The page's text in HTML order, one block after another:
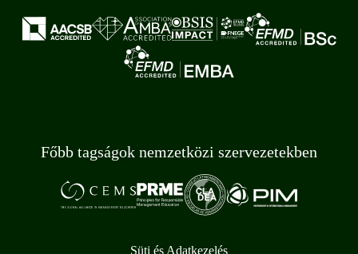
Főbb tagságok nemzetközi szervezetekben
Süti és Adatkezelés